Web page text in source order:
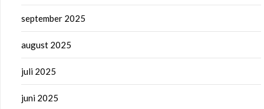
september 2025
august 2025
juli 2025
juni 2025